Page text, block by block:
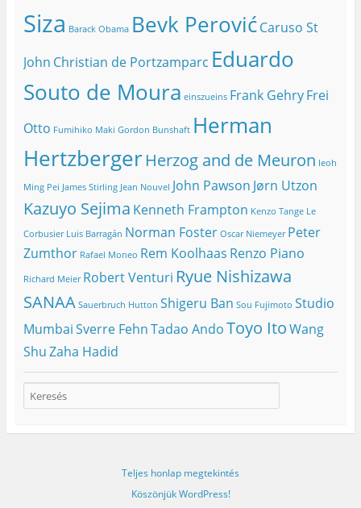
Siza Barack Obama Bevk Perović Caruso St
John Christian de Portzamparc Eduardo
Souto de Moura einszueins Frank Gehry Frei
Otto Fumihiko Maki Gordon Bunshaft Herman
Hertzberger Herzog and de Meuron Ieoh
Ming Pei James Stirling Jean Nouvel John Pawson Jørn Utzon
Kazuyo Sejima Kenneth Frampton Kenzo Tange Le
Corbusier Luis Barragán Norman Foster Oscar Niemeyer Peter
Zumthor Rafael Moneo Rem Koolhaas Renzo Piano
Richard Meier Robert Venturi Ryue Nishizawa
SANAA Sauerbruch Hutton Shigeru Ban Sou Fujimoto Studio
MumbaiSverre FehnTadao AndoToyo ItoWang
ShuZaha Hadid
Teljes honlap megtekintés
Köszönjük WordPress!